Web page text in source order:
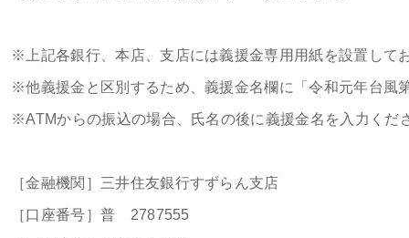
※上記各銀行、本店、支店には義援金専用用紙を設置して
※他義援金と区別するため、義援金名欄に「令和元年台風
※ATMからの振込の場合、氏名の後に義援金名を入力くだ
［金融機関］三井住友銀行すずらん支店
［口座番号］普 2787555